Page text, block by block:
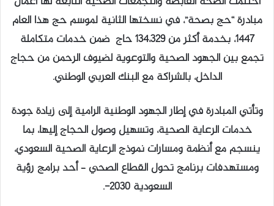
مبادرة “حج بصحة”، في نسختها الثانية لموسم حج هذا العام
1447، بخدمة أكثر من 134،329 حاج ضمن خدمات متكاملة
تجمع بين الجهود الصحية والتوعوية لضيوف الرحمن من حجاج
الداخل، بالشراكة مع البنك العربي الوطني.
وتأتي المبادرة في إطار الجهود الوطنية الرامية إلى زيادة جودة
خدمات الرعاية الصحية، وتسهيل وصول الحجاج إليها، بما
ينسجم مع أنظمة ومسارات نموذج الرعاية الصحية السعودي،
ومستهدفات برنامج تحول القطاع الصحي – أحد برامج رؤية
السعودية 2030-.